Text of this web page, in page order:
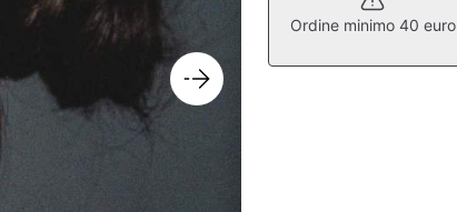
Ordine minimo 40 euro